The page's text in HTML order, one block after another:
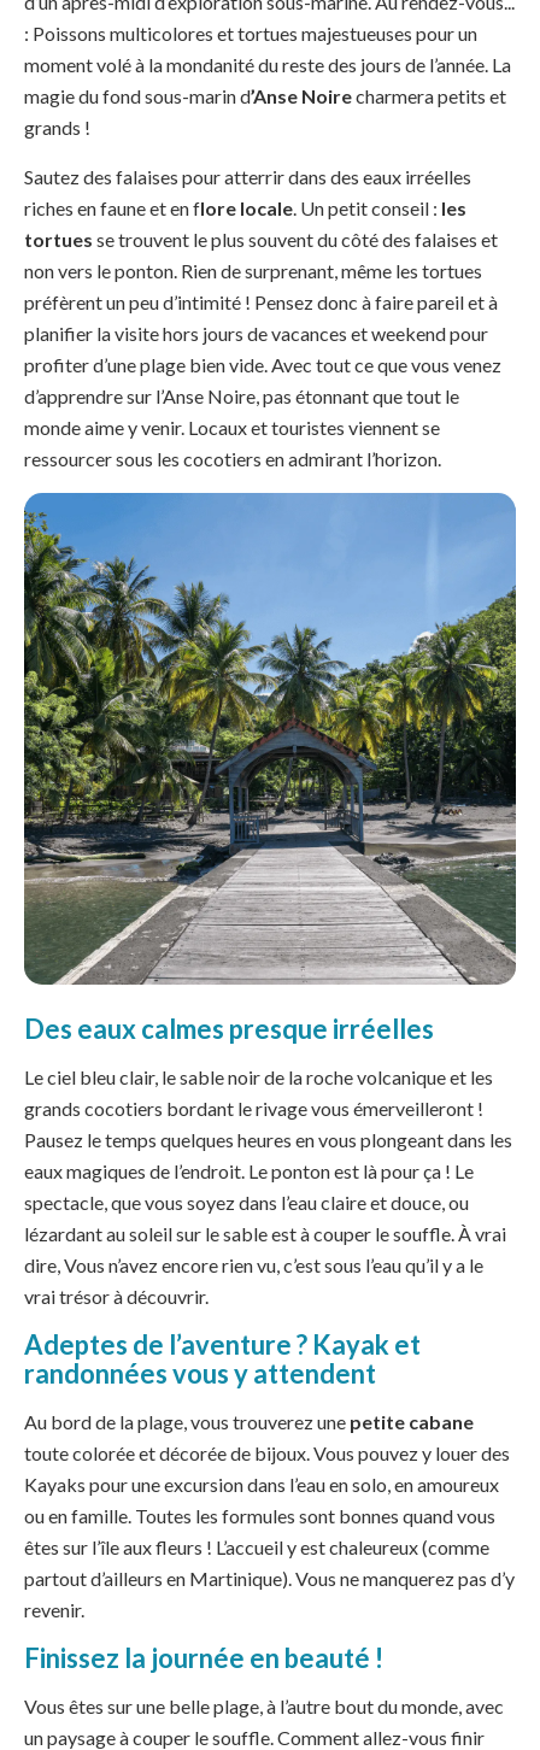
: Poissons multicolores et tortues majestueuses pour un
moment volé à la mondanité du reste des jours de l’année. La
magie du fond sous-marin d’Anse Noirecharmera petits et
grands !
Sautez des falaises pour atterrir dans des eaux irréelles
riches en faune et en flore locale. Un petit conseil : les
tortues se trouvent le plus souvent du côté des falaises et
non vers le ponton. Rien de surprenant, même les tortues
préfèrent un peu d’intimité ! Pensez donc à faire pareil et à
planifier la visite hors jours de vacances et weekend pour
profiter d’une plage bien vide. Avec tout ce que vous venez
d’apprendre sur l’Anse Noire, pas étonnant que tout le
monde aime y venir. Locaux et touristes viennent se
ressourcer sous les cocotiers en admirant l’horizon.
Des eaux calmes presque irréelles
Le ciel bleu clair, le sable noir de la roche volcanique et les
grands cocotiers bordant le rivage vous émerveilleront !
Pausez le temps quelques heures en vous plongeant dans les
eaux magiques de l’endroit. Le ponton est là pour ça ! Le
spectacle, que vous soyez dans l’eau claire et douce, ou
lézardant au soleil sur le sable est à couper le souffle. À vrai
dire, Vous n’avez encore rien vu, c’est sous l’eau qu’il y a le
vrai trésor à découvrir.
Adeptes de l’aventure ? Kayak et
randonnées vous y attendent
Au bord de la plage, vous trouverez une petite cabane
toute colorée et décorée de bijoux. Vous pouvez y louer des
Kayaks pour une excursion dans l’eau en solo, en amoureux
ou en famille. Toutes les formules sont bonnes quand vous
êtes sur l’île aux fleurs ! L’accueil y est chaleureux (comme
partout d’ailleurs en Martinique). Vous ne manquerez pas d’y
revenir.
Finissez la journée en beauté !
Vous êtes sur une belle plage, à l’autre bout du monde, avec
un paysage à couper le souffle. Comment allez-vous finir